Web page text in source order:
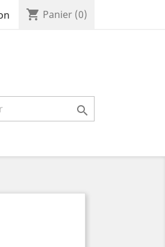
shopping_cart Panier (0)
